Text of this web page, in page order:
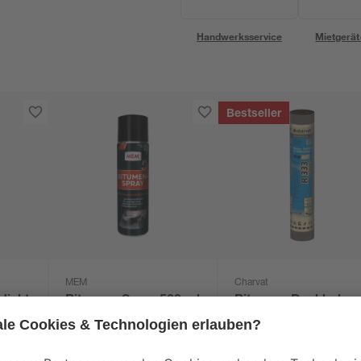
Handwerksservice
MEM
Bestseller
Charvat
'charBIT R333'